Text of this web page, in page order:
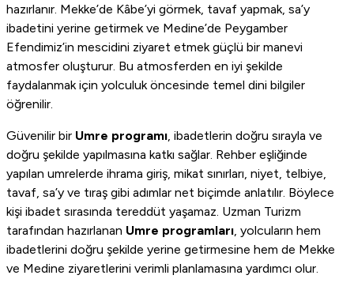
hazırlanır. Mekke’de Kâbe’yi görmek, tavaf yapmak, sa’y
ibadetini yerine getirmek ve Medine’de Peygamber
Efendimiz’in mescidini ziyaret etmek güçlü bir manevi
atmosfer oluşturur. Bu atmosferden en iyi şekilde
faydalanmak için yolculuk öncesinde temel dini bilgiler
öğrenilir.
Güvenilir bir Umre programı, ibadetlerin doğru sırayla ve
doğru şekilde yapılmasına katkı sağlar. Rehber eşliğinde
yapılan umrelerde ihrama giriş, mikat sınırları, niyet, telbiye,
tavaf, sa’y ve tıraş gibi adımlar net biçimde anlatılır. Böylece
kişi ibadet sırasında tereddüt yaşamaz. Uzman Turizm
tarafından hazırlanan Umre programları, yolcuların hem
ibadetlerini doğru şekilde yerine getirmesine hem de Mekke
ve Medine ziyaretlerini verimli planlamasına yardımcı olur.